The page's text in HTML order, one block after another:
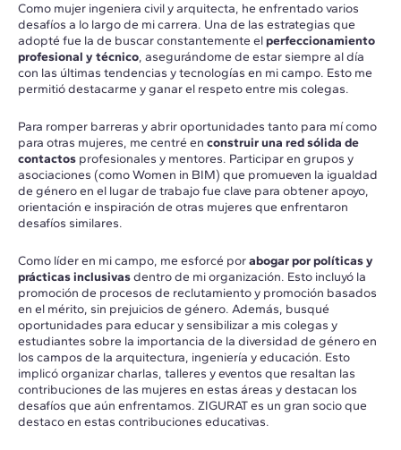
Como mujer ingeniera civil y arquitecta, he enfrentado varios
desafíos a lo largo de mi carrera. Una de las estrategias que
adopté fue la de buscar constantemente elperfeccionamiento
profesional y técnico, asegurándome de estar siempre al día
con las últimas tendencias y tecnologías en mi campo. Esto me
permitió destacarme y ganar el respeto entre mis colegas.
Para romper barreras y abrir oportunidades tanto para mí como
para otras mujeres, me centré en construir una red sólida de
contactos profesionales y mentores. Participar en grupos y
asociaciones (como Women in BIM) que promueven la igualdad
de género en el lugar de trabajo fue clave para obtener apoyo,
orientación e inspiración de otras mujeres que enfrentaron
desafíos similares.
Como líder en mi campo, me esforcé porabogar por políticas y
prácticas inclusivasdentro de mi organización. Esto incluyó la
promoción de procesos de reclutamiento y promoción basados
en el mérito, sin prejuicios de género. Además, busqué
oportunidades para educar y sensibilizar a mis colegas y
estudiantes sobre la importancia de la diversidad de género en
los campos de la arquitectura, ingeniería y educación. Esto
implicó organizar charlas, talleres y eventos que resaltan las
contribuciones de las mujeres en estas áreas y destacan los
desafíos que aún enfrentamos. ZIGURAT es un gran socio que
destaco en estas contribuciones educativas.